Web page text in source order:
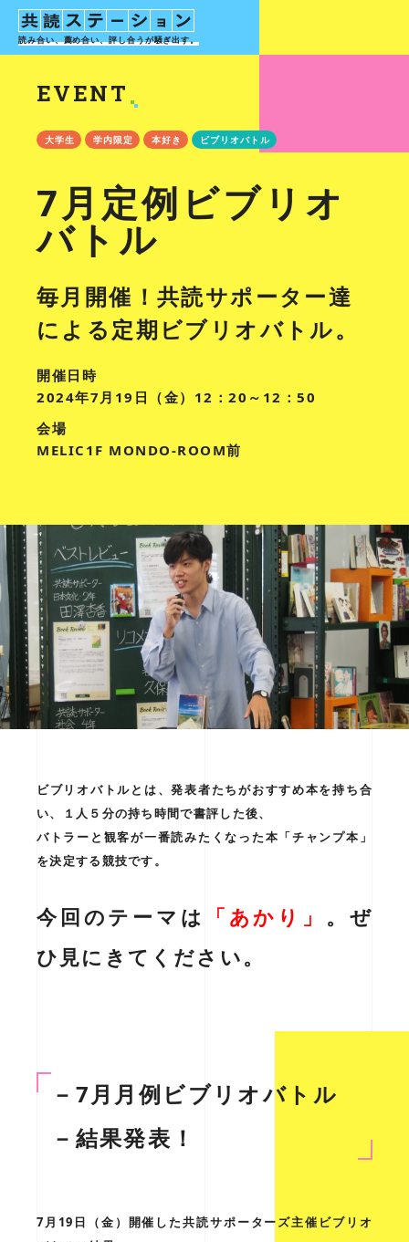
読み合い、薦め合い、評し合うが騒ぎ出す。
EVENT
大学生 学内限定 本好き ビブリオバトル
7月定例ビブリオ
バトル
毎月開催！共読サポーター達
による定期ビブリオバトル。
開催日時
2024年7月19日（金）12：20～12：50
会場
MELIC1F MONDO-ROOM前
ビブリオバトルとは、発表者たちがおすすめ本を持ち合
い、１人５分の持ち時間で書評した後、
バトラーと観客が一番読みたくなった本「チャンプ本」
を決定する競技です。
今回のテーマは 「あかり 」 。ぜ
ひ見にきてください。
－7月月例ビブリオバトル
－結果発表！
7月19日（金）開催した共読サポーターズ主催ビブリオ